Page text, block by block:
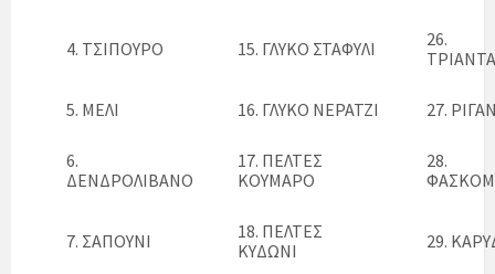
4. ΤΣΙΠΟΥΡΟ 15. ΓΛΥΚΟ ΣΤΑΦΥΛΙ
26.
5. ΜΕΛΙ 16. ΓΛΥΚΟ ΝΕΡΑΤΖΙ 27.
6.
ΔΕΝΔΡΟΛΙΒΑΝΟ
17. ΠΕΛΤΕΣ
ΚΟΥΜΑΡΟ
28.
7. ΣΑΠΟΥΝΙ
18. ΠΕΛΤΕΣ
ΚΥΔΩΝΙ
29.